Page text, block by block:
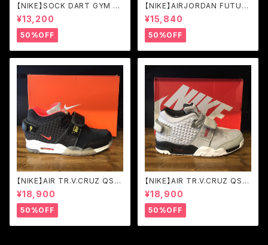
【NIKE】SOCK DART GYM RE
D/BLACK-WHITE (819686-
601)
¥13,200
50%OFF
【NIKE】AIRJORDAN FUTUR
E VARSITY ROYAL/WHITE
(656503-401)
¥15,840
50%OFF
【NIKE】AIR TR.V.CRUZ QS B
LK/BRGHT CRMSN-TR YLL
W-WHITE (821955-001)
¥18,900
50%OFF
【NIKE】AIR TR.V.CRUZ QS
WLF GRY/MTLLC SLVR-BL
K-BRGHT (777535-001)
¥18,900
50%OFF